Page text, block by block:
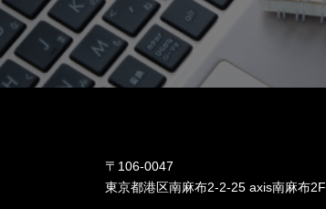
〒106-0047
東京都港区南麻布2-2-25 axis南麻布2F